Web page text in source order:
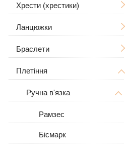
Чоловічі
Великі
Ладанки
Дерево Життя
Знаки зодіаку
У вигляді собаки
Хрести (хрестики)
Без розп'яття
З розп'яттям
Чоловічі
Великі
Жіночі
Ланцюжки
Чоловічі
Великі / Товсті
Жіночі
Браслети
Чоловічі
Великі / Товсті
Жіночі
З камінням
Кам'яні
Шкіряні
Плетіння
Ручна в'язка
Рамзес
Бісмарк